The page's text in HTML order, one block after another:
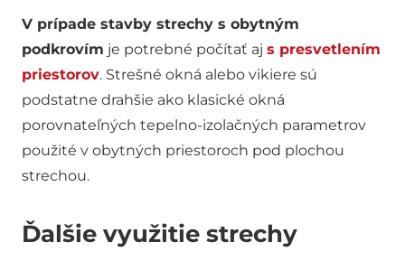
V prípade stavby strechy s obytným
podkrovím je potrebné počítať aj s presvetlením
priestorov. Strešné okná alebo vikiere sú
podstatne drahšie ako klasické okná
porovnateľných tepelno-izolačných parametrov
použité v obytných priestoroch pod plochou
strechou.
Ďalšie využitie strechy